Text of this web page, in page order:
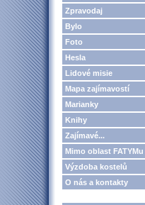
Zpravodaj
Bylo
Foto
Hesla
Lidové misie
Mapa zajímavostí
Marianky
Knihy
Zajímavé...
Mimo oblast FATYMu
Výzdoba kostelů
O nás a kontakty